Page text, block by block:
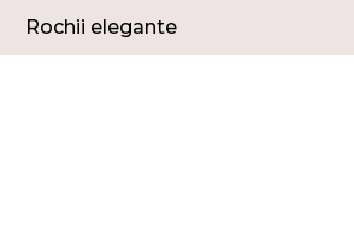
Rochii elegante